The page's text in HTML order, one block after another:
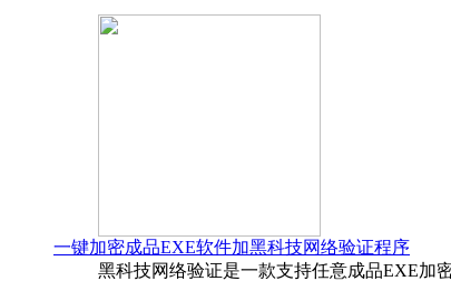
一键加密成品EXE软件加黑科技网络验证程序
黑科技网络验证是一款支持任意成品EXE加